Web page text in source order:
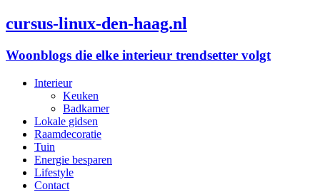
cursus-linux-den-haag.nl
Woonblogs die elke interieur trendsetter volgt
Interieur
Keuken
Badkamer
Lokale gidsen
Raamdecoratie
Tuin
Energie besparen
Lifestyle
Contact